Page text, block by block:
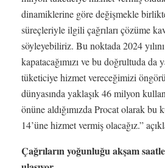
dinamiklerine göre değişmekle
süreçleriyle ilgili çağrıları çözüme
söyleyebiliriz. Bu noktada 2024
kapatacağımızı ve bu doğrultuda da
tüketiciye hizmet vereceğimizi
dünyasında yaklaşık 46 milyon
önüne aldığımızda Procat olarak bu
14’üne hizmet vermiş olacağız.”
Çağrıların yoğunluğu akşam